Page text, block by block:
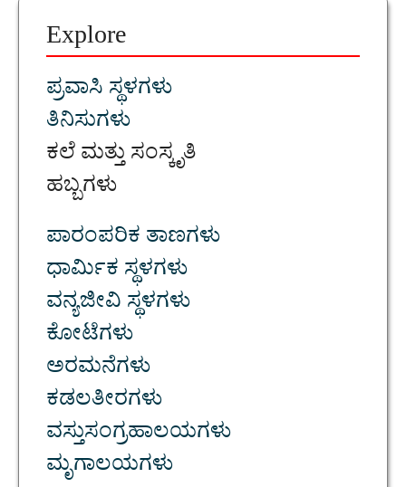
Explore
ಪ್ರವಾಸಿ ಸ್ಥಳಗಳು
ತಿನಿಸುಗಳು
ಕಲೆ ಮತ್ತು ಸಂಸ್ಕೃತಿ
ಹಬ್ಬಗಳು
ಪಾರಂಪರಿಕ ತಾಣಗಳು
ಧಾರ್ಮಿಕ ಸ್ಥಳಗಳು
ವನ್ಯಜೀವಿ ಸ್ಥಳಗಳು
ಕೋಟೆಗಳು
ಅರಮನೆಗಳು
ಕಡಲತೀರಗಳು
ವಸ್ತುಸಂಗ್ರಹಾಲಯಗಳು
ಮೃಗಾಲಯಗಳು